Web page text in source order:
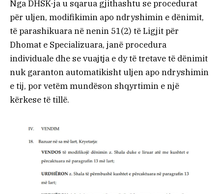
Nga DHSK-ja u sqarua gjithashtu se procedurat
për uljen, modifikimin apo ndryshimin e dënimit,
të parashikuara në nenin 51(2) të Ligjit për
Dhomat e Specializuara, janë procedura
individuale dhe se vuajtja e dy të tretave të dënimit
nuk garanton automatikisht uljen apo ndryshimin
e tij, por vetëm mundëson shqyrtimin e një
kërkese të tillë.